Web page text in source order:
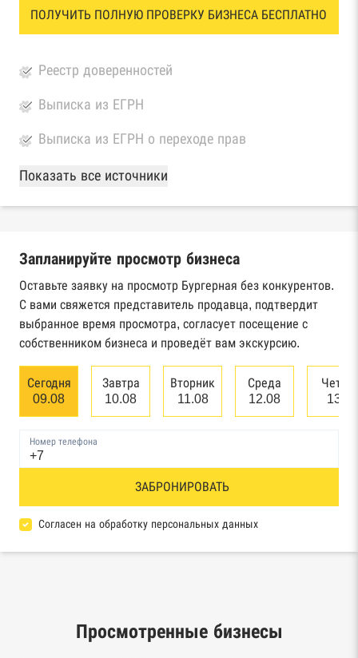
ПОЛУЧИТЬ ПОЛНУЮ ПРОВЕРКУ БИЗНЕСА БЕСПЛАТНО
Реестр доверенностей
Выписка из ЕГРН
Выписка из ЕГРН о переходе прав
База Росстата
Реестры ЕГРЮЛ и ЕГРИП Федеральной
Реестр государственных контрактов
Федерального казначейства
Картотека арбитражных дел Высшего
арбитражного суда
Единый федеральный реестр сведений о
банкротстве юридических лиц
банкротстве физических лиц
Реестр товарных знаков и знаков обслуживания
Роспатента
ценных бумаг
Показать все источники
Запланируйте просмотр бизнеса
Оставьте заявку на просмотр Бургерная без конкурентов.
С вами свяжется представитель продавца, подтвердит
выбранное время просмотра, согласует посещение с
собственником бизнеса и проведёт вам экскурсию.
Сегодня
09.08
Завтра
10.08
Вторник
11.08
Среда
12.08
13.08
Номер телефона
ЗАБРОНИРОВАТЬ
Согласен на обработку персональных данных
Просмотренные бизнесы